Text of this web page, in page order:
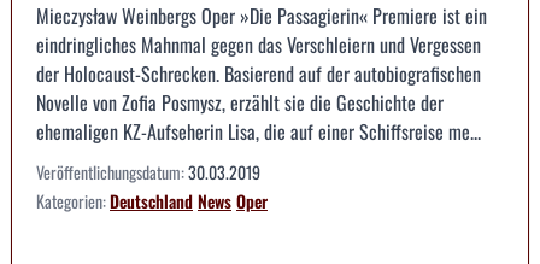
Mieczysław Weinbergs Oper »Die Passagierin« Premiere ist ein
eindringliches Mahnmal gegen das Verschleiern und Vergessen
der Holocaust-Schrecken. Basierend auf der autobiografischen
Novelle von Zofia Posmysz, erzählt sie die Geschichte der
ehemaligen KZ-Aufseherin Lisa, die auf einer Schiffsreise me...
Veröffentlichungsdatum:30.03.2019
Kategorien:DeutschlandNewsOper